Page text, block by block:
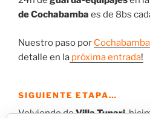
de Cochabamba es de 8bs
Nuestro paso por Cochabamba
detalle en la próxima entrada!
SIGUIENTE ETAPA…
Volviendo deVilla Tunari,